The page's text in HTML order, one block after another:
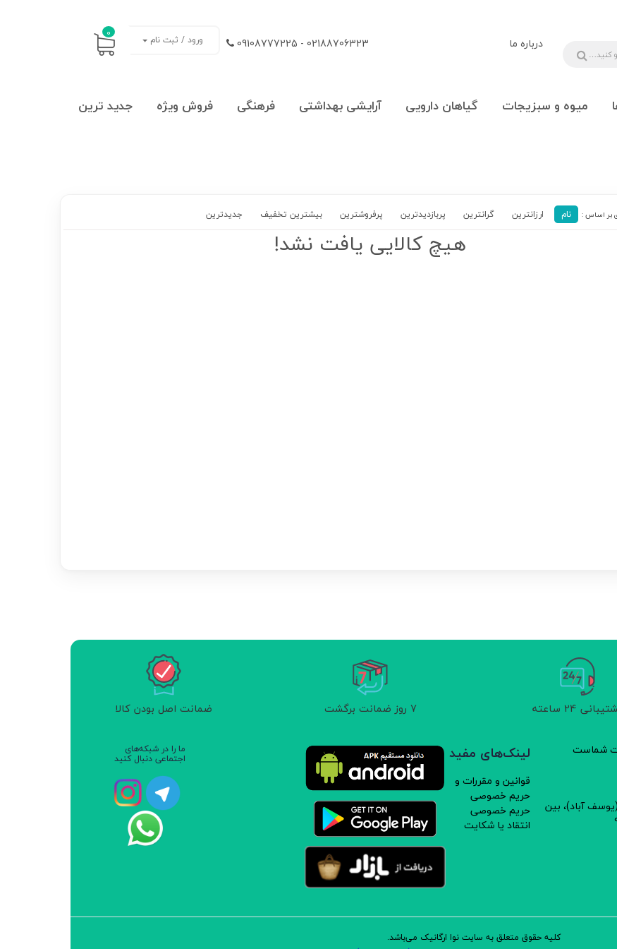
درباره ما 02188706323 - 09108777225 ورود / ثبت نام 0
میوه و سبزیجات گیاهان دارویی آرایشی بهداشتی فرهنگی فروش ویژه
جدید ترین
نام ارزانترین گرانترین پربازدیدترین‌ پرفروشترین بیشترین تخفیف جدیدترین
هیچ کالایی یافت نشد!
24 ساعته 7 روز ضمانت برگشت ضمانت اصل بودن کالا
شماست
آباد)، بین
لینک‌های مفید
قوانین و مقررات و
حریم خصوصی
حریم خصوصی
انتقاد یا شکایت
ما را در شبکه‌های
اجتماعی دنبال کنید
کلیه حقوق متعلق به سایت نوا ارگانیک می‌باشد.